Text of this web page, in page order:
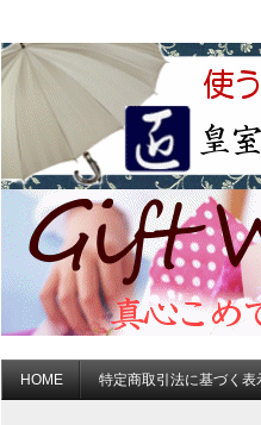
HOME 特定商取引法に基づく表